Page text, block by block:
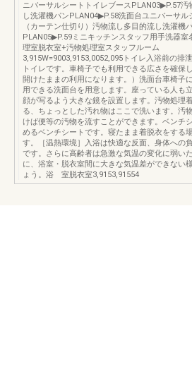
ニバーサルシートトイレブースPLAN03▶P.57汚
し洗濯機パンPLAN04▶P.58洗面台ユニバーサル
（カーテン仕切り）汚物流し多目的流し洗濯機
PLAN05▶P.59ミニキッチンスタッフ用手洗器室
理室脱衣室+汚物処理室スタッフルーム
3,915W=9003,9153,0052,095トイレ入浴前の排
トイレです。車椅子でも利用できる広さを確保
開けたままの利用になります。）洗面台車椅子
用できる洗面台を用意します。座っている人も
顔が写るよう大きな鏡を設置します。汚物処理
る、ちょっとした汚れ物はここで洗います。汚
けば便等の汚物を流すことができます。ベンチ
めるベンチシートです。寝たまま着脱衣をする
す。［温熱環境］入浴は快適な反面、身体への
です。さらに高齢者は急激な気温の変化に弱い
に、浴室・脱衣室間に大きな気温差ができない
ょう。浴 室脱衣室3,9153,91554